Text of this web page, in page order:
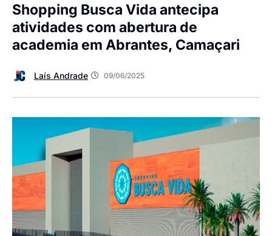
Shopping Busca Vida antecipa
atividades com abertura de
academia em Abrantes, Camaçari
Laís Andrade 09/06/2025